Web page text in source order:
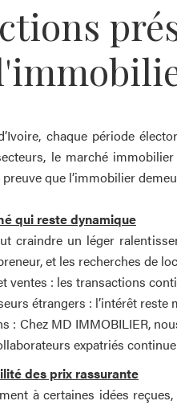
chaque période
le marché
que l’immobilier
qui reste dynamique
craindre un léger
et les recherches de
ventes : les transactions
étrangers : l’intérêt
: Chez MD IMMOBILIER,
expatriés
des prix rassurante
à certaines idées